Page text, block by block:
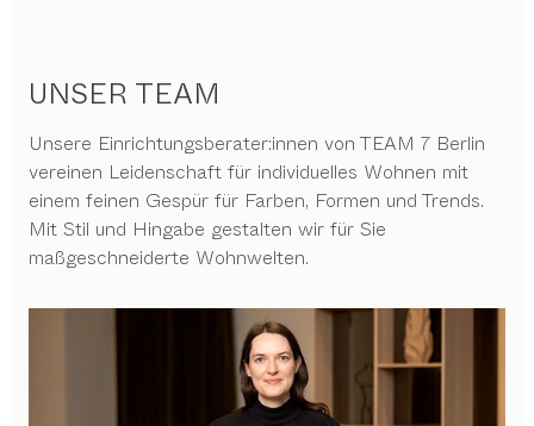
UNSER TEAM
Unsere Einrichtungsberater:innen von TEAM 7 Berlin
vereinen Leidenschaft für individuelles Wohnen mit
einem feinen Gespür für Farben, Formen und Trends.
Mit Stil und Hingabe gestalten wir für Sie
maßgeschneiderte Wohnwelten.